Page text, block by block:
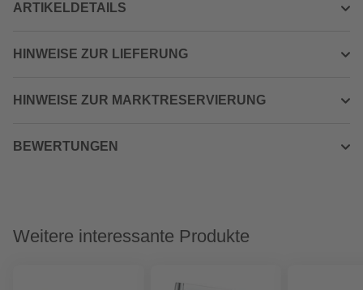
ARTIKELDETAILS
HINWEISE ZUR LIEFERUNG
HINWEISE ZUR MARKTRESERVIERUNG
BEWERTUNGEN
Weitere interessante Produkte